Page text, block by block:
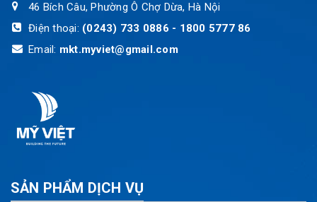
46 Bích Câu, Phường Ô Chợ Dừa, Hà Nội
Điện thoại: (0243) 733 0886 - 1800 5777 86
Email: mkt.myviet@gmail.com
SẢN PHẨM DỊCH VỤ